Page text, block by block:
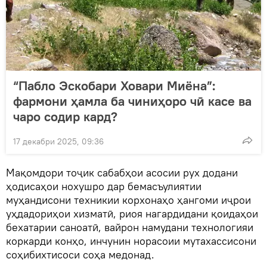
“Пабло Эскобари Ховари Миёна”:
фармони ҳамла ба чиниҳоро чӣ касе ва
чаро содир кард?
17 декабри 2025, 09:36
Мақомдори тоҷик сабабҳои асосии рух додани
ҳодисаҳои нохушро дар бемасъулиятии
муҳандисони техникии корхонаҳо ҳангоми иҷрои
уҳдадориҳои хизматӣ, риоя нагардидани қоидаҳои
бехатарии саноатӣ, вайрон намудани технологияи
коркарди конҳо, инчунин норасоии мутахассисони
соҳибихтисоси соҳа медонад.